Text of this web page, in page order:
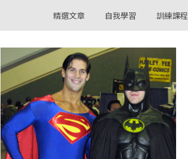
精選文章 自我學習 訓練課程